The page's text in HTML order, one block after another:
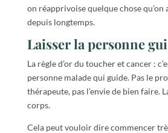
on réapprivoise quelque chose qu’on
depuis longtemps.
Laisser la personne
La règle d’or du toucher et cancer :
personne malade qui guide. Pas le
thérapeute, pas l’envie de bien faire.
corps.
Cela peut vouloir dire commencer